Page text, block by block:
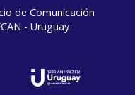
de Comunicación
- Uruguay